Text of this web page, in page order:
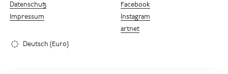
Facebook
Instagram
artnet
Datenschutz
Impressum
Deutsch (Euro)